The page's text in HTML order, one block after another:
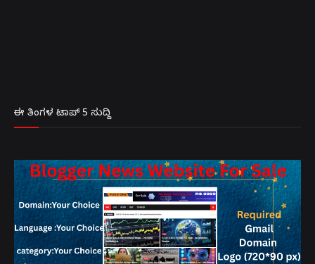
ಈ ತಿಂಗಳ ಟಾಪ್ 5 ಸುದ್ದಿ